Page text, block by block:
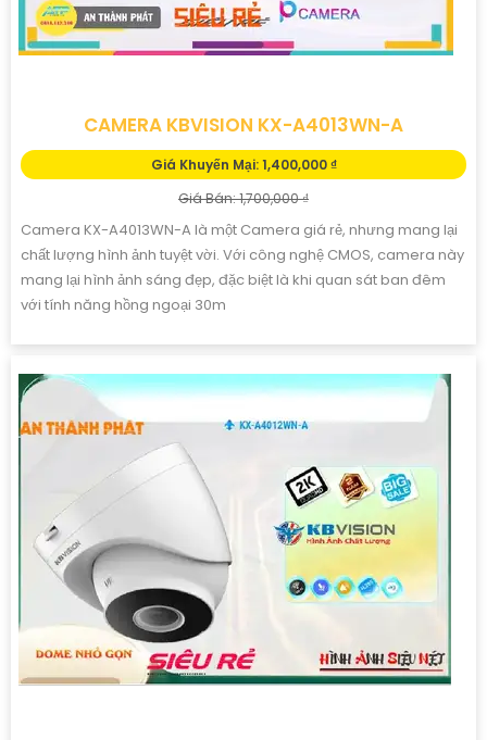
CAMERA KBVISION KX-A4013WN-A
Giá Khuyến Mại: 1,400,000 ₫
Giá Bán: 1,700,000 ₫
Camera KX-A4013WN-A là một Camera giá rẻ, nhưng mang lại
chất lượng hình ảnh tuyệt vời. Với công nghệ CMOS, camera này
mang lại hình ảnh sáng đẹp, đặc biệt là khi quan sát ban đêm
với tính năng hồng ngoại 30m